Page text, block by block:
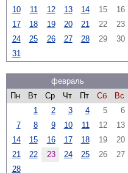
10
11 12 13 14 15
16
17
18 19 20 21 22
23
24
25 26 27 28 29
30
31
февраль
Пн
Вт Ср Чт Пт Сб
Вс
1
2 3 4 5
6
7
8 9 10 11 12
13
14
15 16 17 18 19
20
21
22 23 24 25 26
27
28